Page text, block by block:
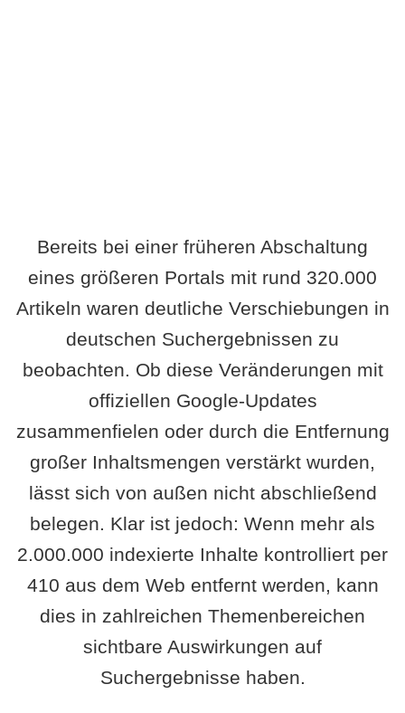
Bereits bei einer früheren Abschaltung
eines größeren Portals mit rund 320.000
Artikeln waren deutliche Verschiebungen in
deutschen Suchergebnissen zu
beobachten. Ob diese Veränderungen mit
offiziellen Google-Updates
zusammenfielen oder durch die Entfernung
großer Inhaltsmengen verstärkt wurden,
lässt sich von außen nicht abschließend
belegen. Klar ist jedoch: Wenn mehr als
2.000.000 indexierte Inhalte kontrolliert per
410 aus dem Web entfernt werden, kann
dies in zahlreichen Themenbereichen
sichtbare Auswirkungen auf
Suchergebnisse haben.